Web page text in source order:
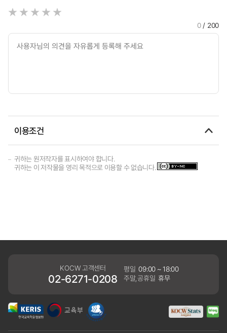
0/ 200
이용조건
귀하는 원저작자를 표시하여야 합니다.
귀하는 이 저작물을 영리 목적으로 이용할 수 없습니다.
KOCW 고객센터
02-6271-0208
평일 09:00 ~ 18:00
주말,공휴일 휴무